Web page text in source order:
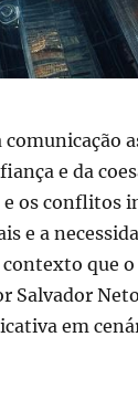
e da
os conflitos
e a
que
Salvador
em